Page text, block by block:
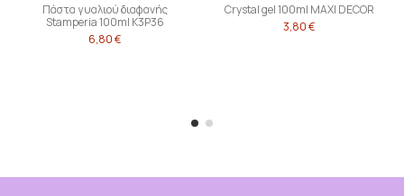
Πάστα γυαλιού διαφανής
Stamperia 100ml K3P36
6,80 €
Crystal gel 100ml MAXI DECOR
3,80 €